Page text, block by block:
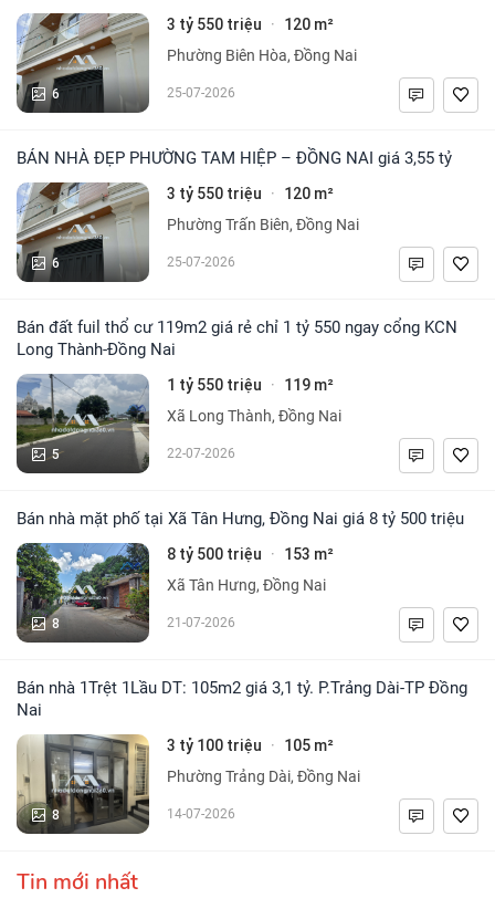
6
3 tỷ 550 triệu · 120 m²
Phường Biên Hòa, Đồng Nai
25-07-2026
BÁN NHÀ ĐẸP PHƯỜNG TAM HIỆP – ĐỒNG NAI giá 3,55 tỷ
6
3 tỷ 550 triệu · 120 m²
Phường Trấn Biên, Đồng Nai
25-07-2026
Bán đất fuil thổ cư 119m2 giá rẻ chỉ 1 tỷ 550 ngay cổng KCN
Long Thành-Đồng Nai
5
1 tỷ 550 triệu · 119 m²
Xã Long Thành, Đồng Nai
22-07-2026
Bán nhà mặt phố tại Xã Tân Hưng, Đồng Nai giá 8 tỷ 500 triệu
8
8 tỷ 500 triệu · 153 m²
Xã Tân Hưng, Đồng Nai
21-07-2026
Bán nhà 1Trệt 1Lầu DT: 105m2 giá 3,1 tỷ. P.Trảng Dài-TP Đồng
Nai
8
3 tỷ 100 triệu · 105 m²
Phường Trảng Dài, Đồng Nai
14-07-2026
Tin mới nhất